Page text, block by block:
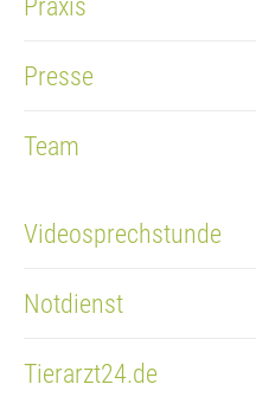
Praxis
Presse
Team
Videosprechstunde
Notdienst
Tierarzt24.de